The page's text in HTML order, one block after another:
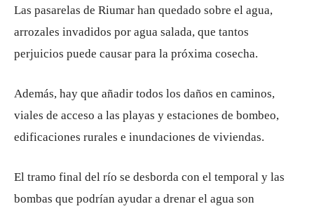
Las pasarelas de Riumar han quedado sobre el agua,
arrozales invadidos por agua salada, que tantos
perjuicios puede causar para la próxima cosecha.
Además, hay que añadir todos los daños en caminos,
viales de acceso a las playas y estaciones de bombeo,
edificaciones rurales e inundaciones de viviendas.
El tramo final del río se desborda con el temporal y las
bombas que podrían ayudar a drenar el agua son